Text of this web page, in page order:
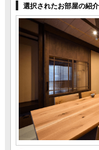
選択されたお部屋の紹介